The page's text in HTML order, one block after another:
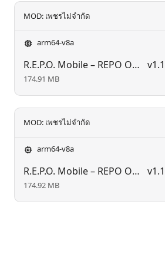
MOD: เพชรไม่จำกัด
arm64-v8a
R.E.P.O. Mobile – REPO ONLINE
174.91 MB
MOD: เพชรไม่จำกัด
arm64-v8a
R.E.P.O. Mobile – REPO ONLINE
174.92 MB